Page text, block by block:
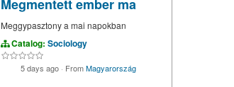
Megmentett ember ma
Meggypasztony a mai napokban
Catalog: Sociology
5 days ago · FromMagyarország